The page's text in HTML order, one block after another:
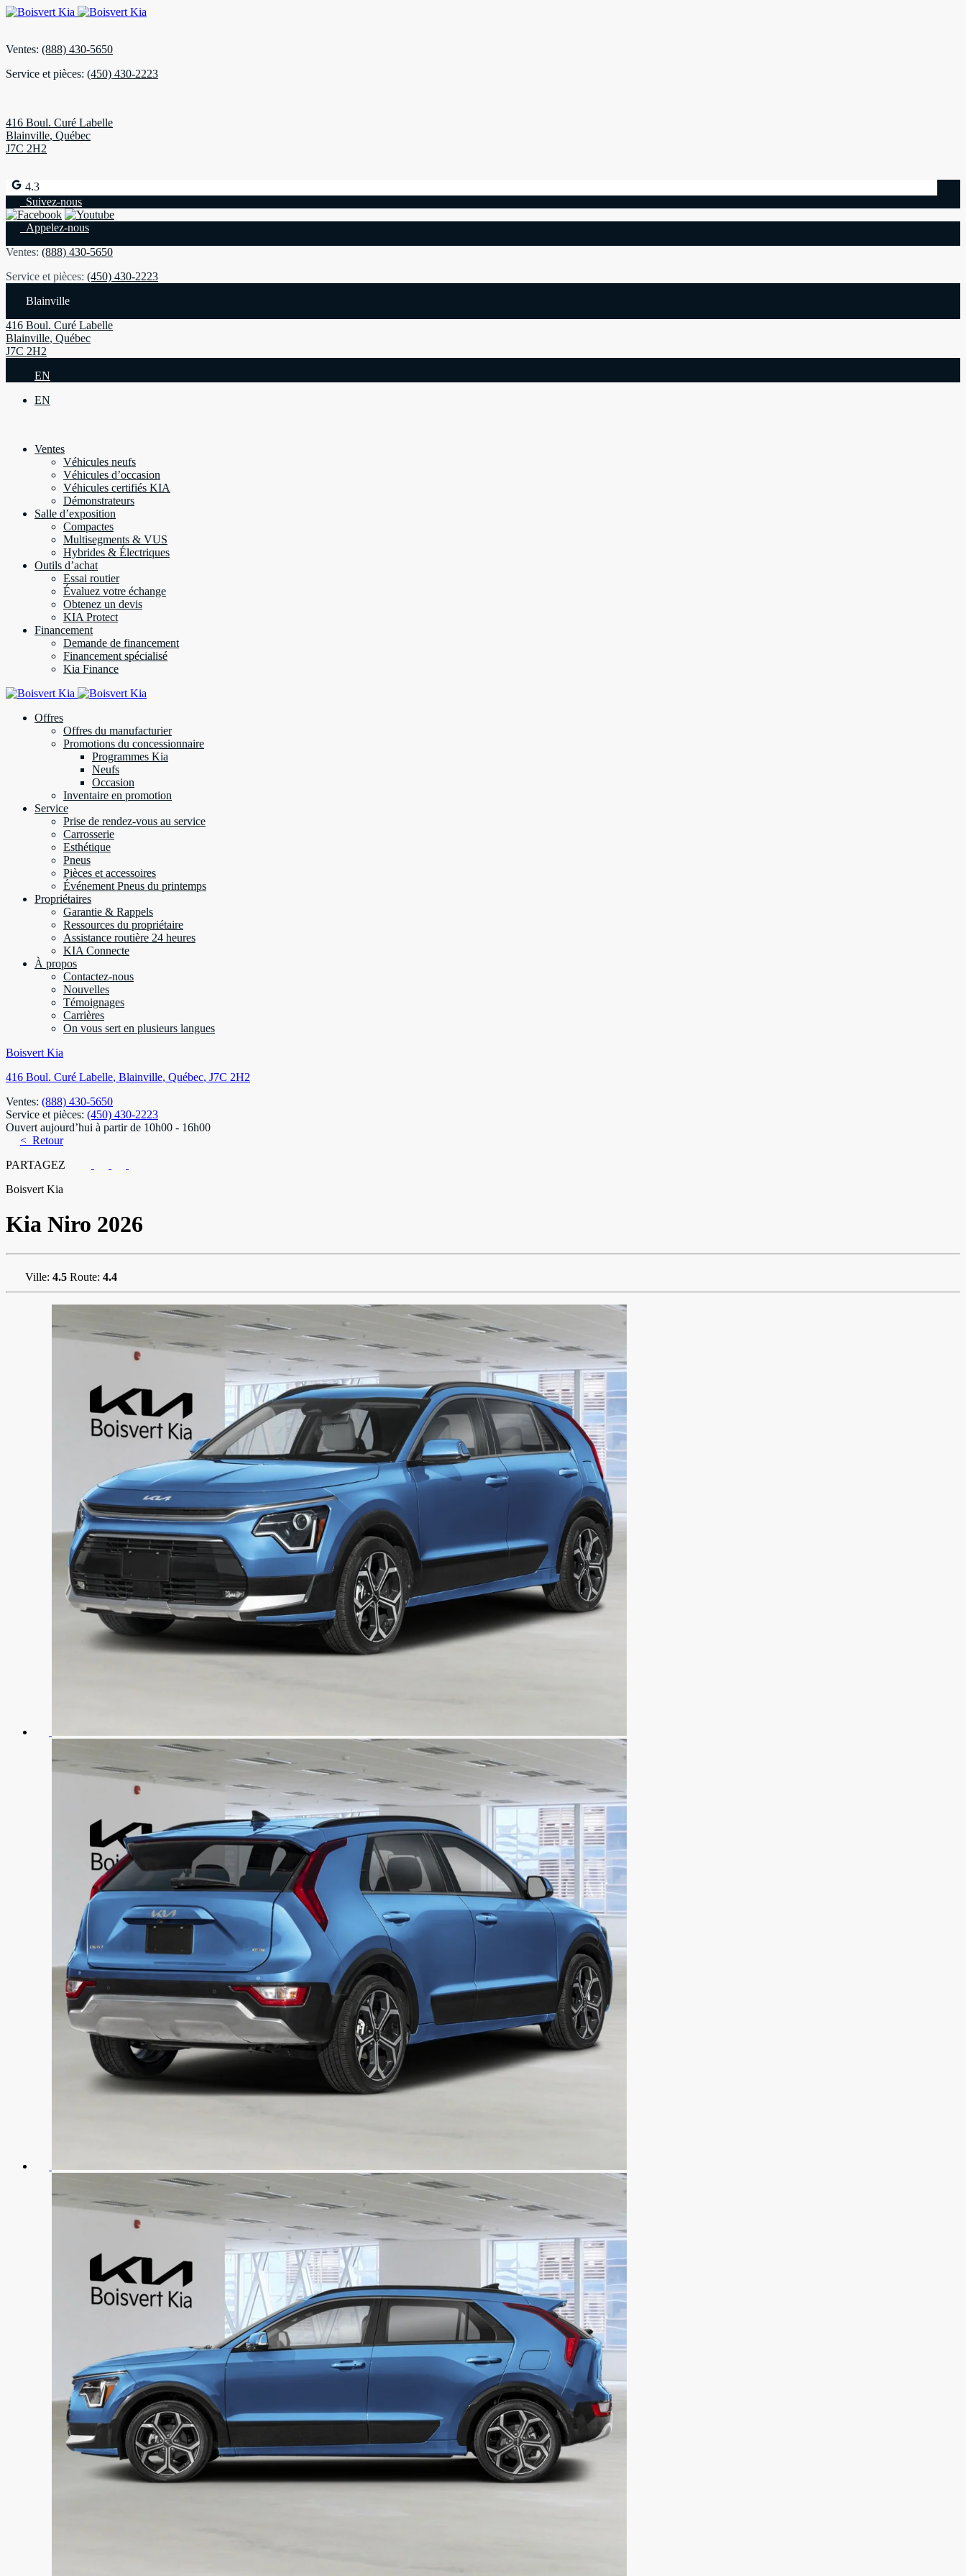
Ventes: (888) 430-5650
Service et pièces: (450) 430-2223
416 Boul. Curé Labelle
Blainville, Québec
J7C 2H2
4.3
Suivez-nous
Appelez-nous
Ventes: (888) 430-5650
Service et pièces: (450) 430-2223
Blainville
416 Boul. Curé Labelle
Blainville, Québec
J7C 2H2
EN
EN
Ventes
Véhicules neufs
Véhicules d’occasion
Véhicules certifiés KIA
Démonstrateurs
Salle d’exposition
Compactes
Multisegments & VUS
Hybrides & Électriques
Outils d’achat
Essai routier
Évaluez votre échange
Obtenez un devis
KIA Protect
Financement
Demande de financement
Financement spécialisé
Kia Finance
Offres
Offres du manufacturier
Promotions du concessionnaire
Programmes Kia
Neufs
Occasion
Inventaire en promotion
Service
Prise de rendez-vous au service
Carrosserie
Esthétique
Pneus
Pièces et accessoires
Événement Pneus du printemps
Propriétaires
Garantie & Rappels
Ressources du propriétaire
Assistance routière 24 heures
KIA Connecte
À propos
Contactez-nous
Nouvelles
Témoignages
Carrières
On vous sert en plusieurs langues
Boisvert Kia
416 Boul. Curé Labelle, Blainville, Québec, J7C 2H2
Ventes: (888) 430-5650
Service et pièces: (450) 430-2223
Ouvert aujourd’hui à partir de 10h00 - 16h00
< Retour
PARTAGEZ
Boisvert Kia
Kia Niro 2026
Ville: 4.5 Route: 4.4